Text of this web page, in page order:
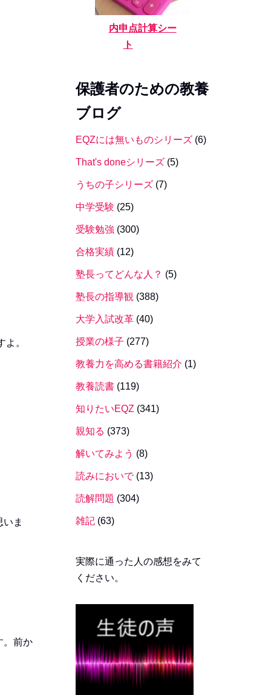
。
ま
。前か
内申点計算シー
ト
保護者のための教養
ブログ
EQZには無いものシリーズ (6)
That's doneシリーズ (5)
うちの子シリーズ (7)
中学受験 (25)
受験勉強 (300)
合格実績 (12)
塾長ってどんな人？ (5)
塾長の指導観 (388)
大学入試改革 (40)
授業の様子 (277)
教養力を高める書籍紹介 (1)
教養読書 (119)
知りたいEQZ (341)
親知る (373)
解いてみよう (8)
読みにおいで(13)
読解問題 (304)
雑記 (63)
実際に通った人の感想をみて
ください。